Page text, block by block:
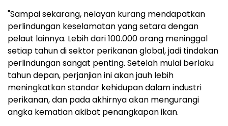
"Sampai sekarang, nelayan kurang mendapatkan
perlindungan keselamatan yang setara dengan
pelaut lainnya. Lebih dari 100.000 orang meninggal
setiap tahun di sektor perikanan global, jadi tindakan
perlindungan sangat penting. Setelah mulai berlaku
tahun depan, perjanjian ini akan jauh lebih
meningkatkan standar kehidupan dalam industri
perikanan, dan pada akhirnya akan mengurangi
angka kematian akibat penangkapan ikan.